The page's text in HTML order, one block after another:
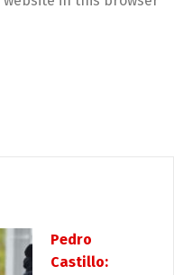
Pedro
Castillo: